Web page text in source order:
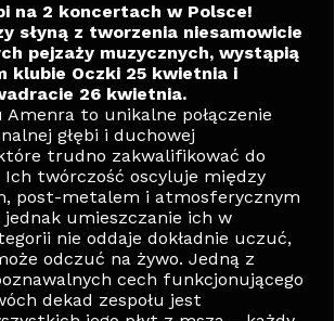
na 2 koncertach w Polsce!
słyną z tworzenia niesamowicie
pejzaży muzycznych, wystąpią
klubie Oczki 25 kwietnia i
26 kwietnia.
Amenra to unikalne połączenie
głębi i duchowej
trudno zakwalifikować do
Ich twórczość oscyluje między
post-metalem i atmosferycznym
umieszczanie ich w
nie oddaje dokładnie uczuć,
odczuć na żywo. Jedną z
cech funkcjonującego
dekad zespołu jest